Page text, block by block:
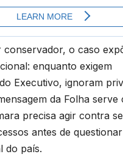
conservador, o caso
enquanto exigem
Executivo, ignoram
da Folha serve
precisa agir contra
antes de
do país.